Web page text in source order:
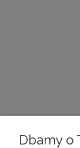
Dbamy o